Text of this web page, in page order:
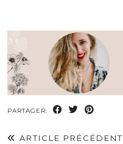
PARTAGER:
ARTICLE PRÉCÉDENT